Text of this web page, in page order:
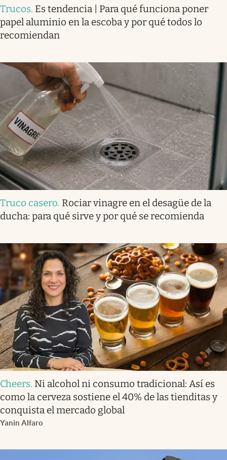
Trucos. Es tendencia | Para qué funciona poner
papel aluminio en la escoba y por qué todos lo
recomiendan
Truco casero. Rociar vinagre en el desagüe de la
ducha: para qué sirve y por qué se recomienda
Cheers. Ni alcohol ni consumo tradicional: Así es
como la cerveza sostiene el 40% de las tienditas y
conquista el mercado global
Yanin Alfaro